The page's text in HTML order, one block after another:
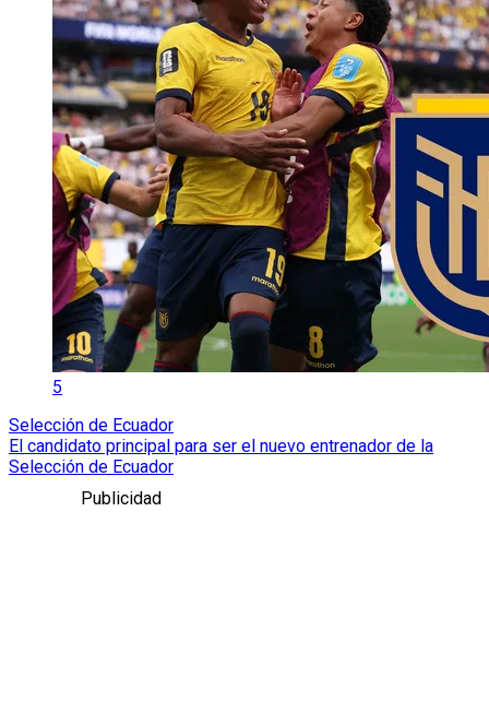
5
Selección de Ecuador
El candidato principal para ser el nuevo entrenador de la
Selección de Ecuador
Publicidad